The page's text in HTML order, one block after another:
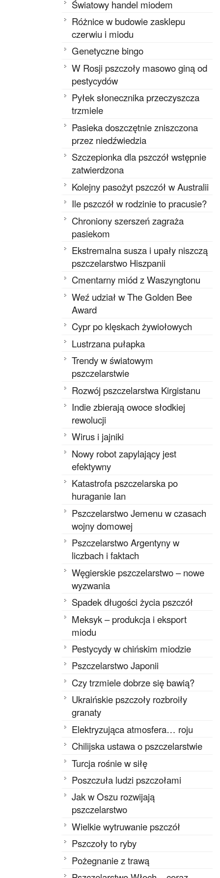
Światowy handel miodem
Różnice w budowie zasklepu
czerwiu i miodu
Genetyczne bingo
W Rosji pszczoły masowo giną od
pestycydów
Pyłek słonecznika przeczyszcza
trzmiele
Pasieka doszczętnie zniszczona
przez niedźwiedzia
Szczepionka dla pszczół wstępnie
zatwierdzona
Kolejny pasożyt pszczół w Australii
Ile pszczół w rodzinie to pracusie?
Chroniony szerszeń zagraża
pasiekom
Ekstremalna susza i upały niszczą
pszczelarstwo Hiszpanii
Cmentarny miód z Waszyngtonu
Weź udział w The Golden Bee
Award
Cypr po klęskach żywiołowych
Lustrzana pułapka
Trendy w światowym
pszczelarstwie
Rozwój pszczelarstwa Kirgistanu
Indie zbierają owoce słodkiej
rewolucji
Wirus i jajniki
Nowy robot zapylający jest
efektywny
Katastrofa pszczelarska po
huraganie Ian
Pszczelarstwo Jemenu w czasach
wojny domowej
Pszczelarstwo Argentyny w
liczbach i faktach
Węgierskie pszczelarstwo – nowe
wyzwania
Spadek długości życia pszczół
Meksyk – produkcja i eksport
miodu
Pestycydy w chińskim miodzie
Pszczelarstwo Japonii
Czy trzmiele dobrze się bawią?
Ukraińskie pszczoły rozbroiły
granaty
Elektryzująca atmosfera… roju
Chilijska ustawa o pszczelarstwie
Turcja rośnie w siłę
Poszczuła ludzi pszczołami
Jak w Oszu rozwijają
pszczelarstwo
Wielkie wytruwanie pszczół
Pszczoły to ryby
Pożegnanie z trawą